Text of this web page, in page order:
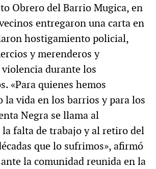
Obrero del Barrio Mugica, en
entregaron una carta en
hostigamiento policial,
y merenderos y
durante los
«Para quienes hemos
la vida en los barrios y para los
Negra se llama al
falta de trabajo y al retiro del
que lo sufrimos», afirmó
la comunidad reunida en la